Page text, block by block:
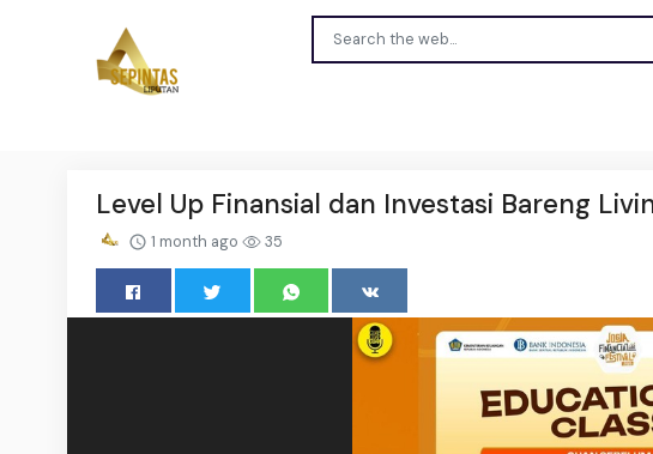
Level Up Finansial dan Investasi Bareng
1 month ago 35